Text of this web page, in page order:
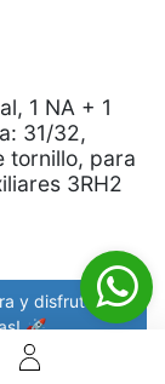
1 NA + 1
31/32,
tornillo, para
3RH2
y disfruta de
🚀